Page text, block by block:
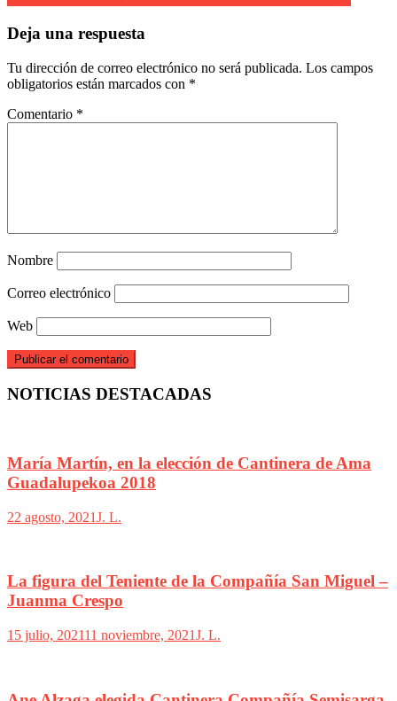
Deja una respuesta
Tu dirección de correo electrónico no será publicada. Los campos
obligatorios están marcados con *
Comentario *
Nombre
Correo electrónico
Web
NOTICIAS DESTACADAS
María Martín, en la elección de Cantinera de Ama
Guadalupekoa 2018
22 agosto, 2021J. L.
La figura del Teniente de la Compañía San Miguel –
Juanma Crespo
15 julio, 202111 noviembre, 2021J. L.